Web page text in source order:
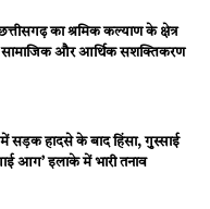
का श्रमिक कल्याण के क्षेत्र
सामाजिक और आर्थिक सशक्तिकरण
सड़क हादसे के बाद हिंसा, गुस्साई
आग’ इलाके में भारी तनाव